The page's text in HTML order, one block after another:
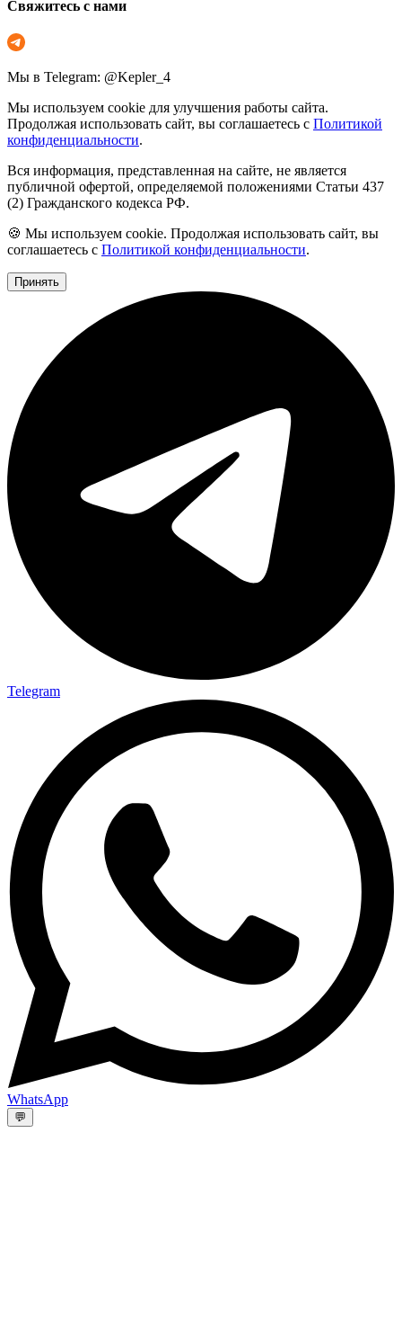
Свяжитесь с нами
Мы в Telegram: @Kepler_4
Мы используем cookie для улучшения работы сайта.
Продолжая использовать сайт, вы соглашаетесь с Политикой
конфиденциальности.
Вся информация, представленная на сайте, не является
публичной офертой, определяемой положениями Статьи 437
(2) Гражданского кодекса РФ.
🍪 Мы используем cookie. Продолжая использовать сайт, вы
соглашаетесь с Политикой конфиденциальности.
Принять
Telegram
WhatsApp
💬